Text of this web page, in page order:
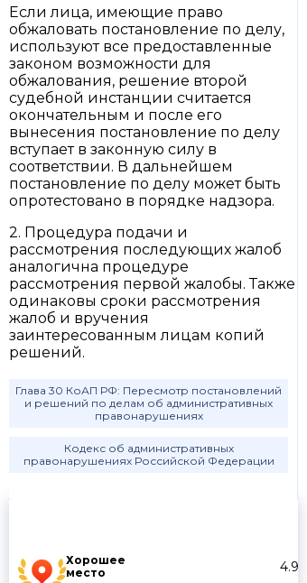
Хорошее
место
4.9
Если лица, имеющие право
обжаловать постановление по делу,
используют все предоставленные
законом возможности для
обжалования, решение второй
судебной инстанции считается
окончательным и после его
вынесения постановление по делу
вступает в законную силу в
соответствии. В дальнейшем
постановление по делу может быть
опротестовано в порядке надзора.
2. Процедура подачи и
рассмотрения последующих жалоб
аналогична процедуре
рассмотрения первой жалобы. Также
одинаковы сроки рассмотрения
жалоб и вручения
заинтересованным лицам копий
решений.
Глава 30 КоАП РФ: Пересмотр постановлений
и решений по делам об административных
правонарушениях
Кодекс об административных
правонарушениях Российской Федерации